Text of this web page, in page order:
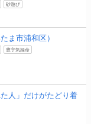
砂遊び
ま市浦和区）
豊宇気姫命
人」だけがたどり着